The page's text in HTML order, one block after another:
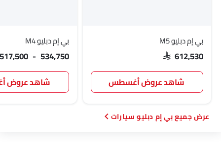
بي إم دبليو M5
SAR 612,530
شاهد عروض أغسطس
بي إم دبليو M4
517,500 - 534,750
شاهد عروض
بي إم دبليو سيارات